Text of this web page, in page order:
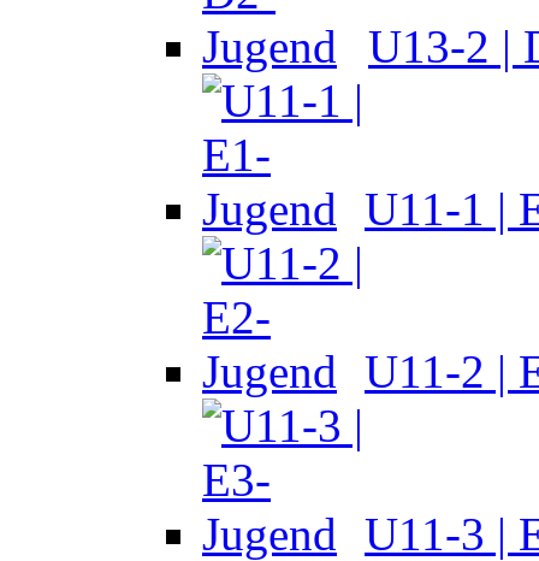
U13-2 |
U11-1 |
U11-2 |
U11-3 |